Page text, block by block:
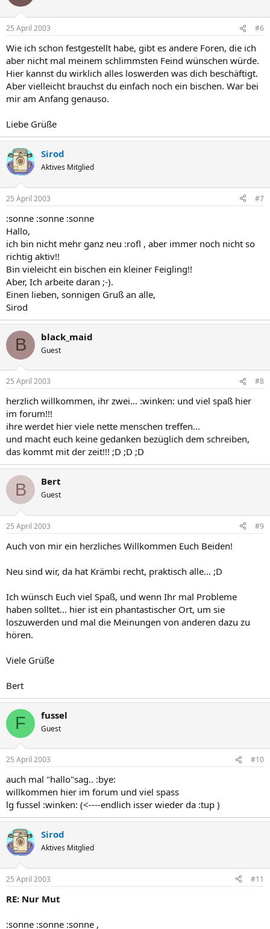
25 April 2003 #6
Wie ich schon festgestellt habe, gibt es andere Foren, die ich
aber nicht mal meinem schlimmsten Feind wünschen würde.
Hier kannst du wirklich alles loswerden was dich beschäftigt.
Aber vielleicht brauchst du einfach noch ein bischen. War bei
mir am Anfang genauso.
Liebe Grüße
Sirod
Aktives Mitglied
25 April 2003 #7
:sonne :sonne :sonne
Hallo,
ich bin nicht mehr ganz neu :rofl , aber immer noch nicht so
richtig aktiv!!
Bin vieleicht ein bischen ein kleiner Feigling!!
Aber, Ich arbeite daran ;-).
Einen lieben, sonnigen Gruß an alle,
Sirod
B black_maid
Guest
25 April 2003 #8
herzlich willkommen, ihr zwei... :winken: und viel spaß hier
im forum!!!
ihre werdet hier viele nette menschen treffen...
und macht euch keine gedanken bezüglich dem schreiben,
das kommt mit der zeit!!! ;D ;D ;D
B Bert
Guest
25 April 2003 #9
Auch von mir ein herzliches Willkommen Euch Beiden!
Neu sind wir, da hat Krämbi recht, praktisch alle... ;D
Ich wünsch Euch viel Spaß, und wenn Ihr mal Probleme
haben solltet... hier ist ein phantastischer Ort, um sie
loszuwerden und mal die Meinungen von anderen dazu zu
hören.
Viele Grüße
Bert
F fussel
Guest
25 April 2003 #10
auch mal "hallo"sag.. :bye:
willkommen hier im forum und viel spass
lg fussel :winken: (<----endlich isser wieder da :tup )
Sirod
Aktives Mitglied
25 April 2003 #11
RE: Nur Mut
:sonne :sonne :sonne ,